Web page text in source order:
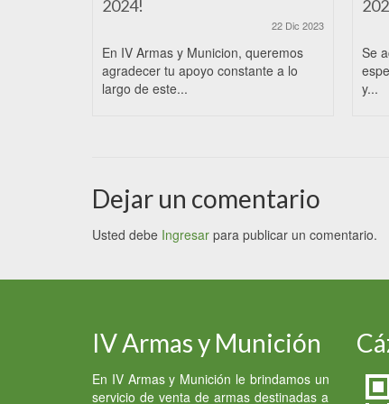
2024!
22 Dic 2023
En IV Armas y Municion, queremos
agradecer tu apoyo constante a lo
largo de este...
Se
y...
Dejar un comentario
Usted debe Ingresar para publicar un comentario.
IV Armas y Munición
En IV Armas y Munición le brindamos un
servicio de venta de armas destinadas a